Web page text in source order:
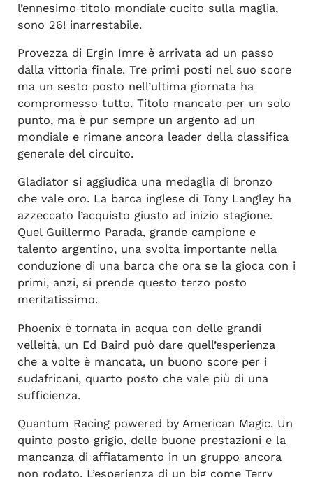
l’ennesimo titolo mondiale cucito sulla maglia,
sono 26! inarrestabile.
Provezza di Ergin Imre è arrivata ad un passo
dalla vittoria finale. Tre primi posti nel suo score
ma un sesto posto nell’ultima giornata ha
compromesso tutto. Titolo mancato per un solo
punto, ma è pur sempre un argento ad un
mondiale e rimane ancora leader della classifica
generale del circuito.
Gladiator si aggiudica una medaglia di bronzo
che vale oro. La barca inglese di Tony Langley ha
azzeccato l’acquisto giusto ad inizio stagione.
Quel Guillermo Parada, grande campione e
talento argentino, una svolta importante nella
conduzione di una barca che ora se la gioca con i
primi, anzi, si prende questo terzo posto
meritatissimo.
Phoenix è tornata in acqua con delle grandi
velleità, un Ed Baird può dare quell’esperienza
che a volte è mancata, un buono score per i
sudafricani, quarto posto che vale più di una
sufficienza.
Quantum Racing powered by American Magic. Un
quinto posto grigio, delle buone prestazioni e la
mancanza di affiatamento in un gruppo ancora
non rodato. L’esperienza di un big come Terry